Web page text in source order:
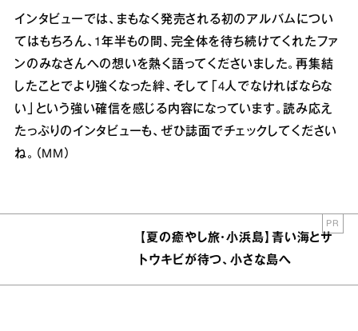
インタビューでは、まもなく発売される初のアルバムについ
てはもちろん、1年半もの間、完全体を待ち続けてくれたファ
ンのみなさんへの想いを熱く語ってくださいました。再集結
したことでより強くなった絆、そして「4人でなければならな
い」という強い確信を感じる内容になっています。読み応え
たっぷりのインタビューも、ぜひ誌面でチェックしてください
ね。（MM）
【夏の癒やし旅・小浜島】青い海とサ
トウキビが待つ、小さな島へ
PR